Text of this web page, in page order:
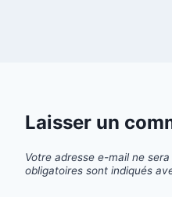
Laisser un
Votre adresse e-mail ne sera
obligatoires sont indiqués